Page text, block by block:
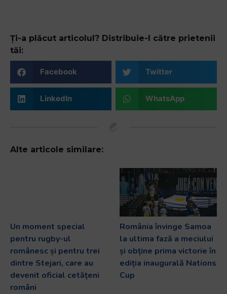
Ți-a plăcut articolul? Distribuie-l către prietenii
tăi:
Facebook Twitter
LinkedIn WhatsApp
Alte articole similare:
Un moment special
pentru rugby-ul
românesc și pentru trei
dintre Stejari, care au
devenit oficial cetățeni
români
România învinge Samoa
la ultima fază a meciului
și obține prima victorie în
ediția inaugurală Nations
Cup